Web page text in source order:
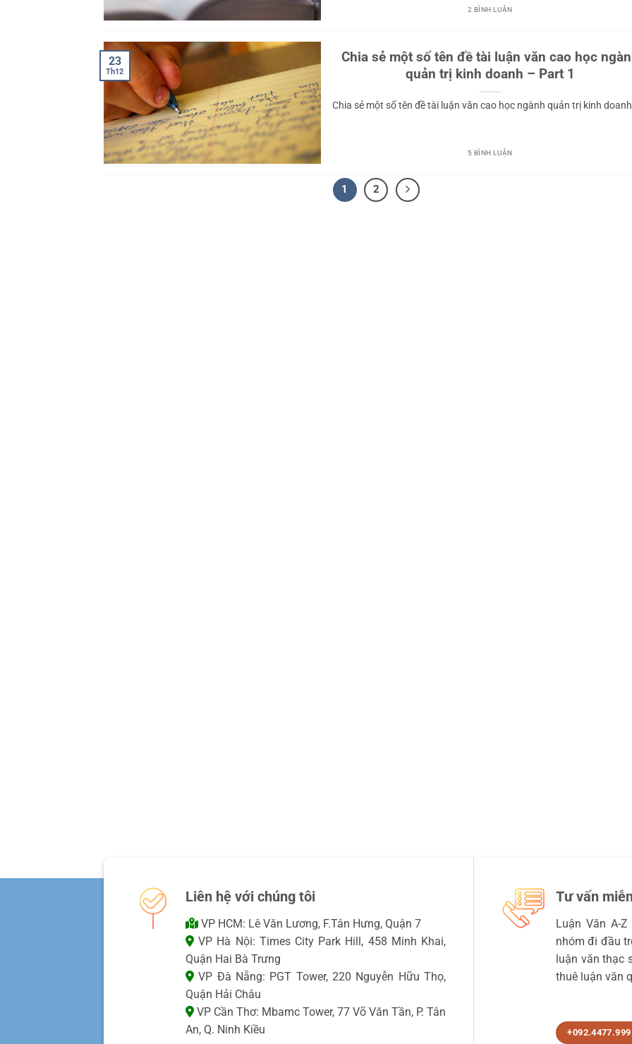
2 BÌNH LUẬN
Chia sẻ một số tên đề tài luận văn cao học
quản trị kinh doanh – Part 1
Chia sẻ một số tên đề tài luận văn cao học ngành quản trị kinh
5 BÌNH LUẬN
23
Th12
1 2
Liên hệ với chúng tôi
VP HCM: Lê Văn Lương, F.Tân Hưng, Quận 7
VP Hà Nội: Times City Park Hill, 458 Minh Khai,
Quận Hai Bà Trưng
VP Đà Nẵng: PGT Tower, 220 Nguyễn Hữu Thọ,
Quận Hải Châu
VP Cần Thơ: Mbamc Tower, 77 Võ Văn Tần, P. Tân
An, Q. Ninh Kiều
Tư vấn
Luận Văn A-
nhóm đi đầu
luận văn thạc
thuê luận văn
+092.4477.999